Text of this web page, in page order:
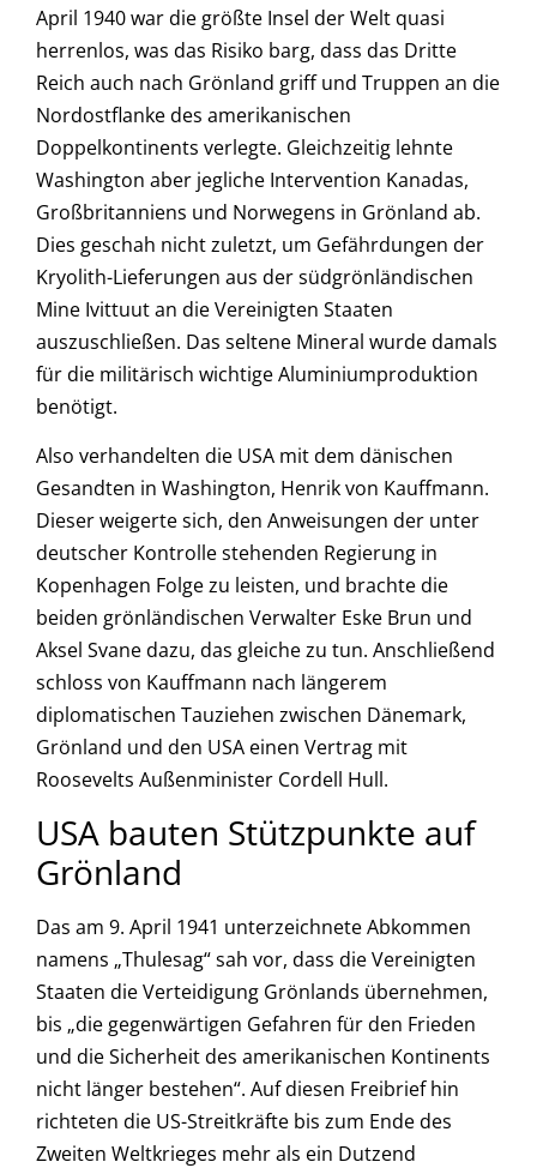
April 1940 war die größte Insel der Welt quasi
herrenlos, was das Risiko barg, dass das Dritte
Reich auch nach Grönland griff und Truppen an die
Nordostflanke des amerikanischen
Doppelkontinents verlegte. Gleichzeitig lehnte
Washington aber jegliche Intervention Kanadas,
Großbritanniens und Norwegens in Grönland ab.
Dies geschah nicht zuletzt, um Gefährdungen der
Kryolith-Lieferungen aus der südgrönländischen
Mine Ivittuut an die Vereinigten Staaten
auszuschließen. Das seltene Mineral wurde damals
für die militärisch wichtige Aluminiumproduktion
benötigt.
Also verhandelten die USA mit dem dänischen
Gesandten in Washington, Henrik von Kauffmann.
Dieser weigerte sich, den Anweisungen der unter
deutscher Kontrolle stehenden Regierung in
Kopenhagen Folge zu leisten, und brachte die
beiden grönländischen Verwalter Eske Brun und
Aksel Svane dazu, das gleiche zu tun. Anschließend
schloss von Kauffmann nach längerem
diplomatischen Tauziehen zwischen Dänemark,
Grönland und den USA einen Vertrag mit
Roosevelts Außenminister Cordell Hull.
USA bauten Stützpunkte auf
Grönland
Das am 9. April 1941 unterzeichnete Abkommen
namens „Thulesag“ sah vor, dass die Vereinigten
Staaten die Verteidigung Grönlands übernehmen,
bis „die gegenwärtigen Gefahren für den Frieden
und die Sicherheit des amerikanischen Kontinents
nicht länger bestehen“. Auf diesen Freibrief hin
richteten die US-Streitkräfte bis zum Ende des
Zweiten Weltkrieges mehr als ein Dutzend